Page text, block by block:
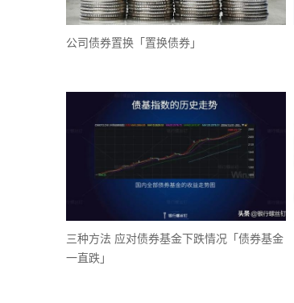
公司债券置换「置换债券」
三种方法 应对债券基金下跌情况「债券基金
一直跌」